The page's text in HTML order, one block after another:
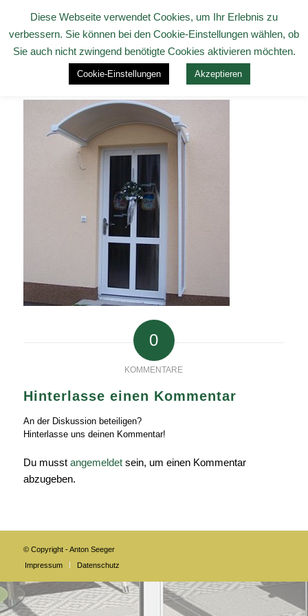
0
KOMMENTARE
Hinterlasse einen Kommentar
An der Diskussion beteiligen?
Hinterlasse uns deinen Kommentar!
Du musst angemeldetsein, um einen Kommentar
abzugeben.
© Copyright - Anton Seeger
Impressum
Datenschutz
Diese Webseite verwendet Cookies, um Ihr Erlebnis zu
verbessern. Sie können bei den Cookie-Einstellungen wählen, ob
Sie auch nicht zwingend benötigte Cookies aktivieren möchten.
Cookie-Einstellungen Akzeptieren